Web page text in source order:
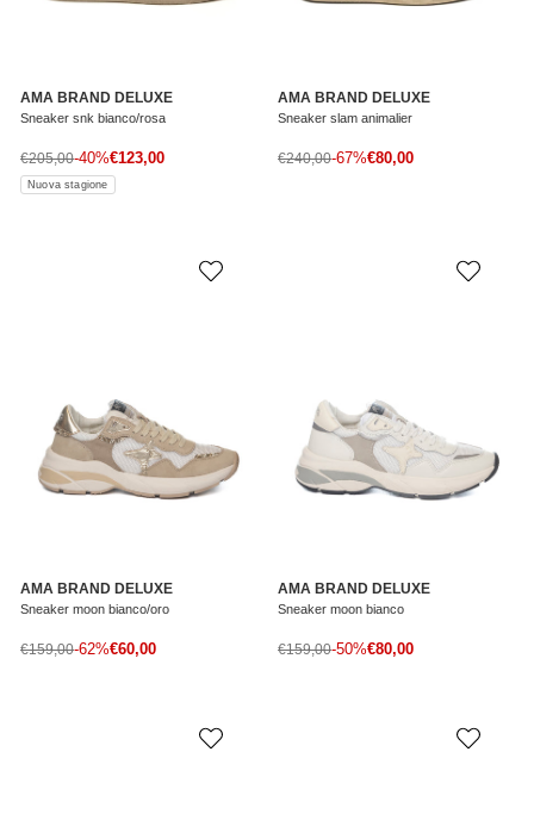
AMA BRAND DELUXE
Sneaker snk bianco/rosa
Prezzo di vendita
€123,00
Prezzo normale
€205,00-40%
Nuova stagione
AMA BRAND DELUXE
Sneaker slam animalier
Prezzo di vendita
€80,00
Prezzo normale
€240,00-67%
AMA BRAND DELUXE
Sneaker moon bianco/oro
Prezzo di vendita
€60,00
Prezzo normale
€159,00-62%
AMA BRAND DELUXE
Sneaker moon bianco
Prezzo di vendita
€80,00
Prezzo normale
€159,00-50%